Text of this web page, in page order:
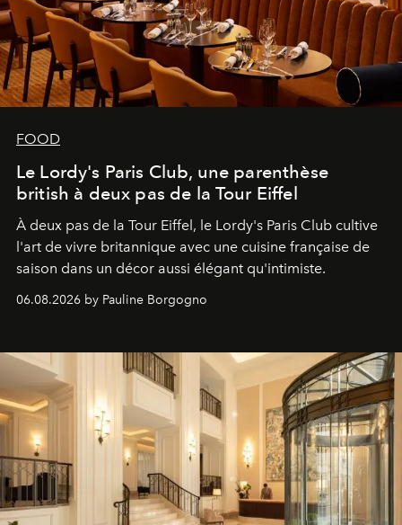
FOOD
Le Lordy's Paris Club, une parenthèse
british à deux pas de la Tour Eiffel
À deux pas de la Tour Eiffel, le Lordy's Paris Club cultive
l'art de vivre britannique avec une cuisine française de
saison dans un décor aussi élégant qu'intimiste.
06.08.2026 by Pauline Borgogno